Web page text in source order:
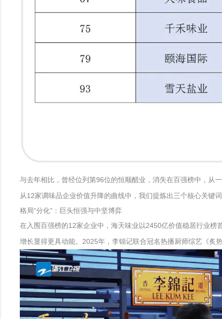
与去年相比，曾经位列第96位的恒顺醋业，消失在百强榜中，从
从12家调味品企业价值升降的曲线中，我们提炼出三个核心关键
格局“分化”：巨头恒强与中坚博弈
在入围百强榜的12家企业中，海天味业以2450亿价值稳居行业榜
增长显得更具动能。2025年，李锦记联合冠名热播厨师综艺《炙